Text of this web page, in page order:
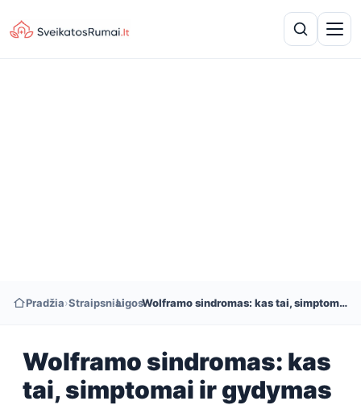
Pradžia›Straipsniai
›Ligos
› Wolframo sindromas: kas tai, simptomai ir gydymas
Wolframo sindromas: kas
tai, simptomai ir gydymas